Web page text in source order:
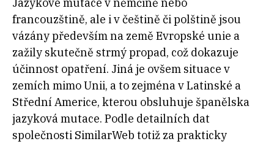
Jazykové mutace v němčině nebo
francouzštině, ale i v češtině či polštině jsou
vázány především na země Evropské unie a
zažily skutečně strmý propad, což dokazuje
účinnost opatření. Jiná je ovšem situace v
zemích mimo Unii, a to zejména v Latinské a
Střední Americe, kterou obsluhuje španělska
jazyková mutace. Podle detailních dat
společnosti SimilarWeb totiž za prakticky